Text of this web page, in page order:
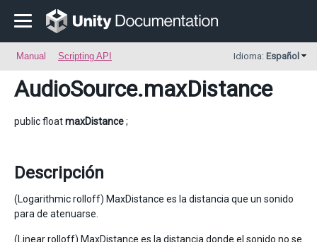
Manual Scripting API Idioma: Español
AudioSource.maxDistance
public floatmaxDistance;
Descripción
(Logarithmic rolloff) MaxDistance es la distancia que un sonido
para de atenuarse.
(Linear rolloff) MaxDistance es la distancia donde el sonido no se